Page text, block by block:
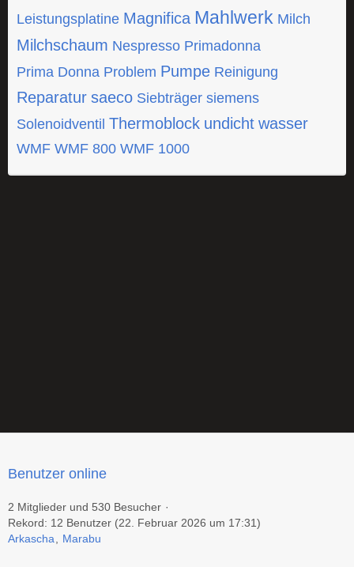
Leistungsplatine Magnifica Mahlwerk Milch
Milchschaum Nespresso Primadonna
Prima Donna Problem Pumpe Reinigung
Reparatur saeco Siebträger siemens
Solenoidventil Thermoblock undicht wasser
WMF WMF 800 WMF 1000
Benutzer online
2 Mitglieder und 530 Besucher
Rekord: 12 Benutzer (22. Februar 2026 um 17:31)
Arkascha
Marabu